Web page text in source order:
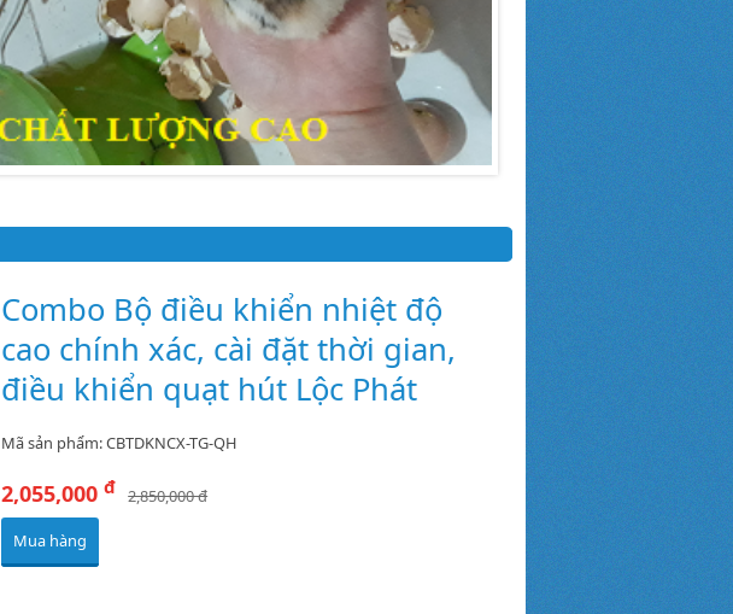
Combo Bộ điều khiển nhiệt độ
cao chính xác, cài đặt thời gian,
điều khiển quạt hút Lộc Phát
Mã sản phẩm: CBTDKNCX-TG-QH
2,055,000đ 2,850,000 đ
Mua hàng